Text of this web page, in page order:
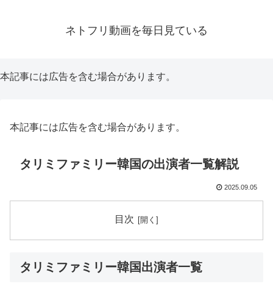
ネトフリ動画を毎日見ている
本記事には広告を含む場合があります。
本記事には広告を含む場合があります。
タリミファミリー韓国の出演者一覧解説
2025.09.05
目次
タリミファミリー韓国出演者一覧